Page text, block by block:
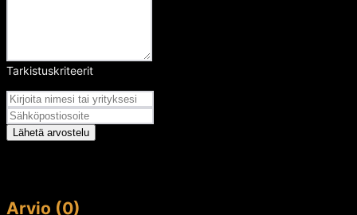
Tarkistuskriteerit
Lähetä arvostelu
Arvio (0)